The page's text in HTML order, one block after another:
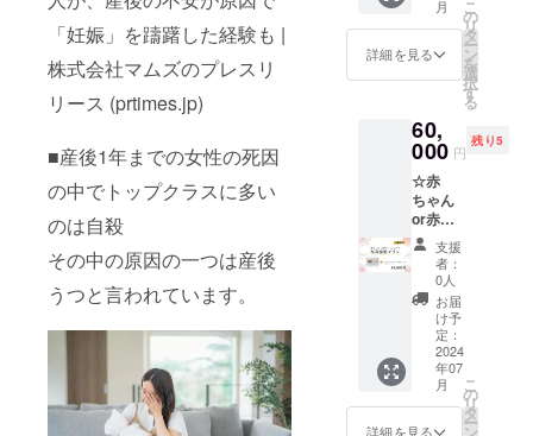
「妊娠」を躊躇した経験も |
株式会社マムズのプレスリ
リース (prtimes.jp)
■産後1年までの女性の死因
の中でトップクラスに多い
のは自殺
その中の原因の一つは産後
うつと言われています。
ス・お
届け先
載くだ
さい
をご記
さい
64～
87～
95cm）
エスト
Ｈ:ヒッ
プ) 国内
縫製 ●
新月
ショー
ツ＜М
サイズ
＞＋お
礼の
メール
●メール
アドレ
ス・お
届け先
：生成
り（無
染色）
トレー
ドオー
ガニッ
クコッ
トン
100%
ゴム
（直接
肌に触
れませ
ん） サ
イズ：
L（Ｗ69
～77cm
で、敏
感肌の
方にも
す。 足
の付け
根や腹
部を締
め付け
ない形
で、愛
らしく
柔らか
なレー
スが印
象的で
す。
色
：生成
り（無
枚】 編
み糸は
フェア
トレー
ドオー
クコッ
トン
100%。
化学繊
維を一
切使っ
ていま
せん。
内側に
天然ゴ
ムを使
用して
おりま
すが、
こちら
もオー
ガニッ
月
詳細を見る
こ
の
リ
タ
ー
ン
を
選
択
す
る
60,
000 円
残り5
☆赤
ちゃん
or赤
ちゃん
とママ
写真撮
影プラ
ン【限
定5組】
カメラ
マンが
撮影し
ます。
撮影場
支援
者：
0人
お届
け予
定：
2024
年07
月
詳細を見る
こ
の
リ
タ
ー